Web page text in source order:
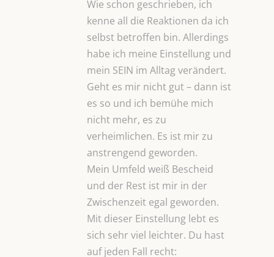
Wie schon geschrieben, ich
kenne all die Reaktionen da ich
selbst betroffen bin. Allerdings
habe ich meine Einstellung und
mein SEIN im Alltag verändert.
Geht es mir nicht gut – dann ist
es so und ich bemühe mich
nicht mehr, es zu
verheimlichen. Es ist mir zu
anstrengend geworden.
Mein Umfeld weiß Bescheid
und der Rest ist mir in der
Zwischenzeit egal geworden.
Mit dieser Einstellung lebt es
sich sehr viel leichter. Du hast
auf jeden Fall recht: